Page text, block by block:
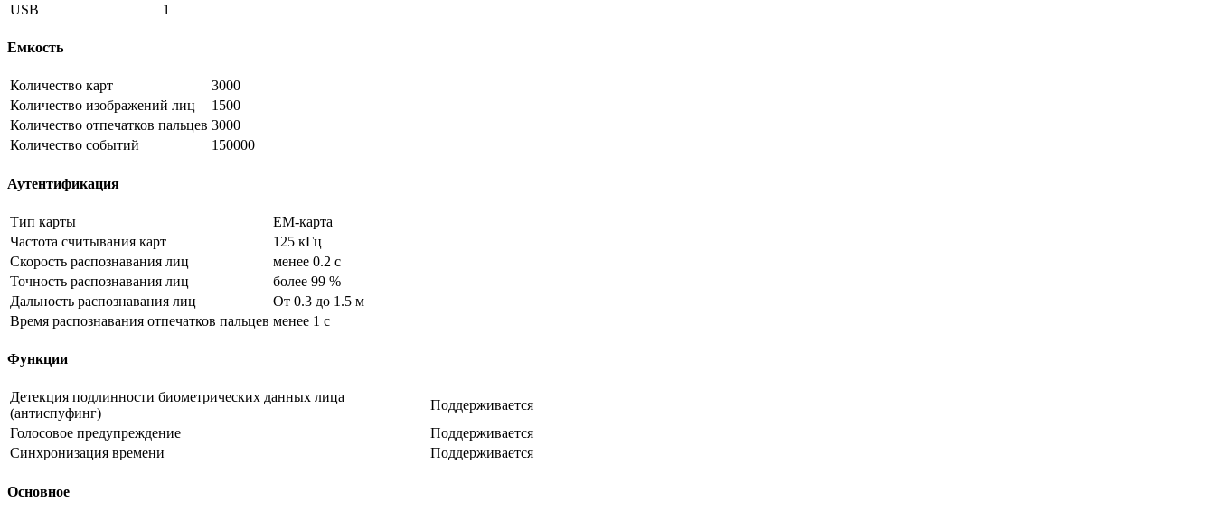
USB
1
Емкость
Количество карт
3000
Количество изображений лиц
1500
Количество отпечатков пальцев 3000
Количество событий
150000
Аутентификация
Тип карты
EM-карта
Частота считывания карт
125 кГц
Скорость распознавания лиц
менее 0.2 с
Точность распознавания лиц
более 99 %
Дальность распознавания лиц
От 0.3 до 1.5 м
Время распознавания отпечатков пальцев менее 1 с
Функции
Детекция подлинности биометрических данных лица
(антиспуфинг)
Поддерживается
Голосовое предупреждение
Поддерживается
Синхронизация времени
Поддерживается
Основное